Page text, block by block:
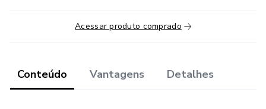
Acessar produto comprado
Conteúdo Vantagens Detalhes